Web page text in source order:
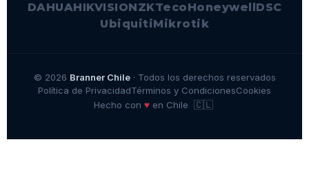
DAHUAHIKVISIONZKTecoHoneywell DSC
UbiquitiMikrotik
© 2026 Branner Chile· Todos los derechos reservados
Política de PrivacidadTérminos y CondicionesCookies
Hecho con ♥en Chile 🇨🇱